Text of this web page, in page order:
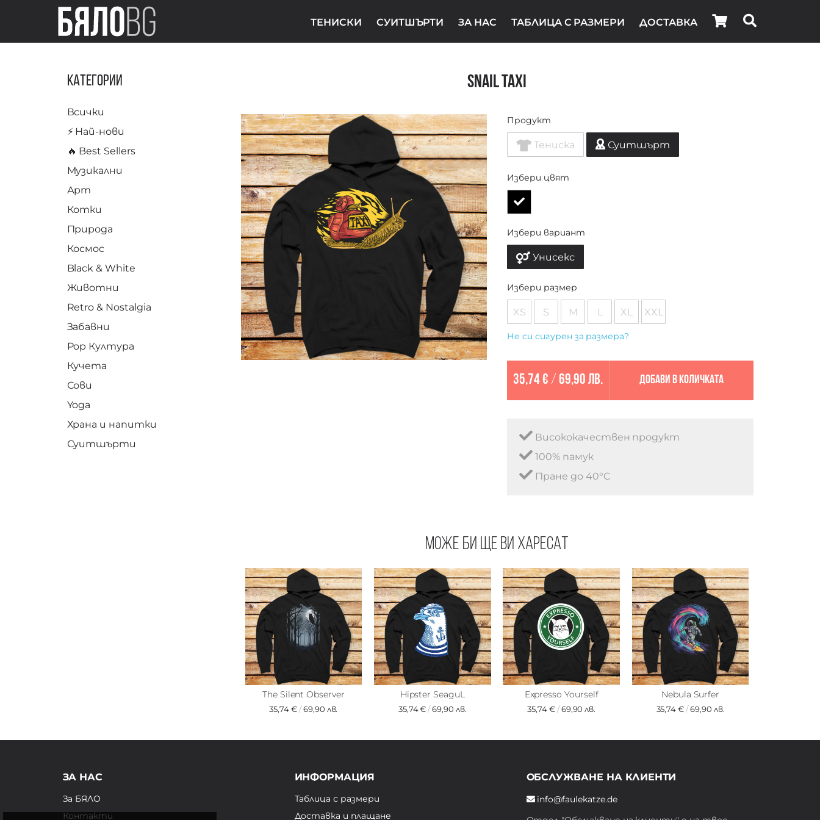
ТЕНИСКИ СУИТШЪРТИ ЗА НАС ТАБЛИЦА С РАЗМЕРИ ДОСТАВКА
Категории
Всички
⚡️ Най-нови
🔥 Best Sellers
Музикални
Арт
Котки
Природа
Космос
Black & White
Животни
Retro & Nostalgia
Забавни
Pop Култура
Кучета
Сови
Yoga
Храна и напитки
Суитшърти
Snail taxi
Продукт
Тениска Суитшърт
Избери цвят
Избери вариант
Унисекс
Избери размер
XS S M L XL XXL
Не си сигурен за размера?
35,74 € / 69,90 лв. Добави в количката
Висококачествен продукт
100% памук
Пране до 40°C
Може би ще ви харесат
The Silent Observer
35,74 €/69,90 лв.
Hipster SeaguL
35,74 €/69,90 лв.
Expresso Yourself
35,74 €/69,90 лв.
Nebula Surfer
35,74 €/69,90 лв.
ЗА НАС
За БЯЛО
Контакти
ИНФОРМАЦИЯ
Таблица с размери
Доставка и плащане
ОБСЛУЖВАНЕ НА КЛИЕНТИ
info@faulekatze.de